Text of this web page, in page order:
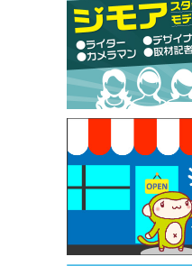
【ジモア限定特
50円（Premiere
[有効期限]2026年9月30日
焼き餃子 一皿サー
早稲田店）
[有効期限]2026年9月30日